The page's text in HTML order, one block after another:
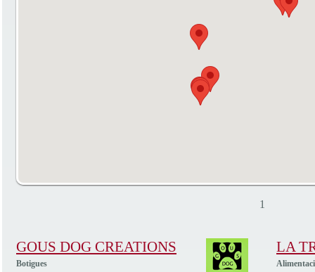
1
GOUS DOG CREATIONS
Botigues
LA